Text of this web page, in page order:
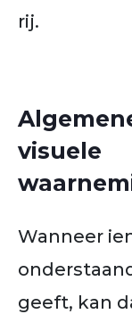
rij.
visuele
Wanneer
geeft, kan